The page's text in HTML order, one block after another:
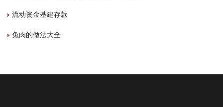
流动资金基建存款
兔肉的做法大全